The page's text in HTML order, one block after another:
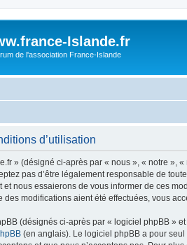
Islande.fr
de l'association France-Islande
d’utilisation
» (désigné ci-après par « nous », « notre »,
pas d’être légalement responsable de
et nous essaierons de vous informer de ces
modifications aient été effectuées, vous
(désignés ci-après par « logiciel phpBB »
(en anglais). Le logiciel phpBB a pour